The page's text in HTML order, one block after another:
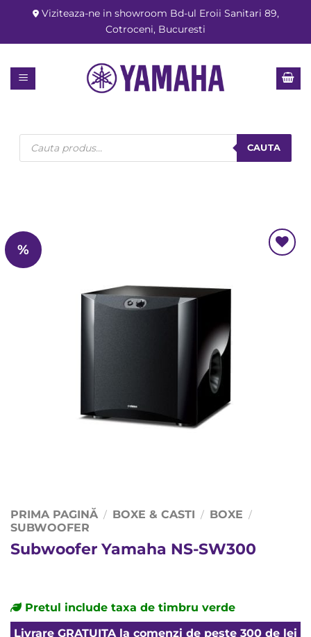
content
Viziteaza-ne in showroom Bd-ul Eroii Sanitari 89,
Cotroceni, Bucuresti
Products
search
CAUTA
%
PRIMA PAGINĂ / BOXE & CASTI / BOXE /
SUBWOOFER
Subwoofer Yamaha NS-SW300
Pretul include taxa de timbru verde
Livrare GRATUITA la comenzi de peste 300 de lei